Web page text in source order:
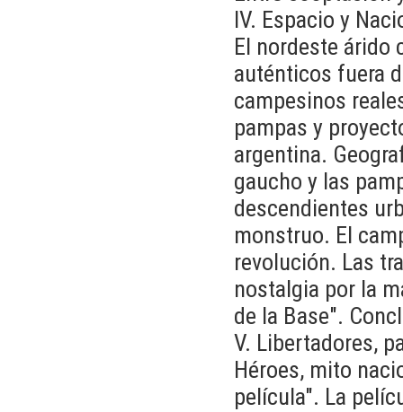
IV. Espacio y
El nordeste árido
auténticos fuera
campesinos
pampas y
argentina.
gaucho y las
descendientes
monstruo. El
revolución. Las
nostalgia por la
de la Base".
V. Libertadores,
Héroes, mito
película". La